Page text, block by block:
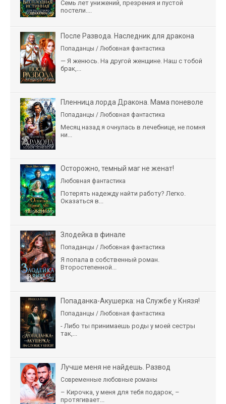
Семь лет унижений, презрения и пустой
постели....
После Развода. Наследник для дракона
Попаданцы / Любовная фантастика
— Я женюсь. На другой женщине. Наш с тобой
брак,...
Пленница лорда Дракона. Мама поневоле
Попаданцы / Любовная фантастика
Месяц назад я очнулась в лечебнице, не помня
ни...
Осторожно, темный маг не женат!
Любовная фантастика
Потерять надежду найти работу? Легко.
Оказаться в...
Злодейка в финале
Попаданцы / Любовная фантастика
Я попала в собственный роман.
Второстепенной...
Попаданка-Акушерка: на Службе у Князя!
Попаданцы / Любовная фантастика
- Либо ты принимаешь роды у моей сестры
так,...
Лучше меня не найдешь. Развод
Современные любовные романы
– Кирочка, у меня для тебя подарок, –
протягивает...